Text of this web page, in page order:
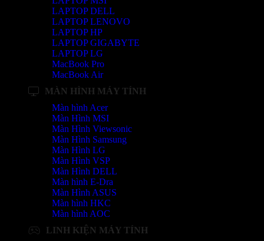
LAPTOP DELL
LAPTOP LENOVO
LAPTOP HP
LAPTOP GIGABYTE
LAPTOP LG
MacBook Pro
MacBook Air
MÀN HÌNH MÁY TÍNH
Màn hình Acer
Màn Hình MSI
Màn Hình Viewsonic
Màn Hình Samsung
Màn Hình LG
Màn Hình VSP
Màn Hình DELL
Màn hình E-Dra
Màn Hình ASUS
Màn hình HKC
Màn hình AOC
LINH KIỆN MÁY TÍNH